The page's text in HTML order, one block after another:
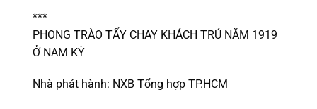
***
PHONG TRÀO TẨY CHAY KHÁCH TRÚ NĂM 1919
Ở NAM KỲ
Nhà phát hành: NXB Tổng hợp TP.HCM